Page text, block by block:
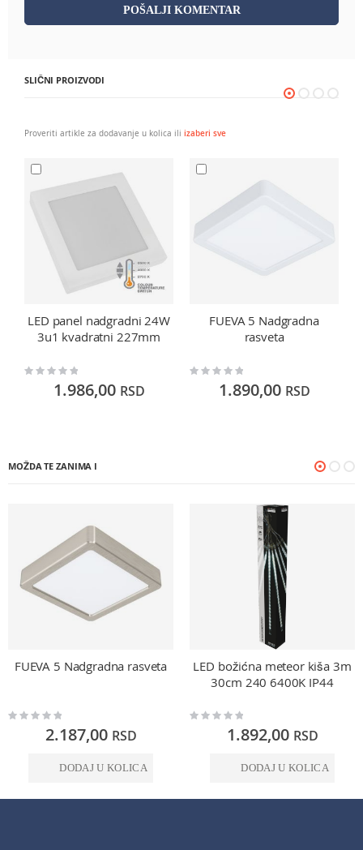
POŠALJI KOMENTAR
SLIČNI PROIZVODI
Proveriti artikle za dodavanje u kolica ili izaberi sve
LED panel nadgradni 24W
3u1 kvadratni 227mm
Rating:
1.986,00 RSD
FUEVA 5 Nadgradna
rasveta
Rating:
1.890,00 RSD
MOŽDA TE ZANIMA I
FUEVA 5 Nadgradna rasveta
Rating:
2.187,00 RSD
DODAJ U KOLICA
LED božićna meteor kiša 3m
30cm 240 6400K IP44
Rating:
1.892,00 RSD
DODAJ U KOLICA